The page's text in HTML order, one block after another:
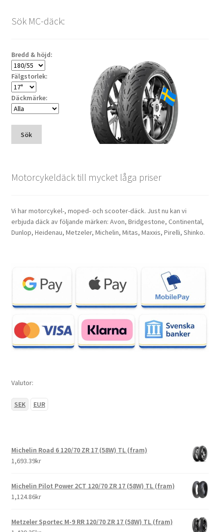
Sök MC-däck:
Bredd & höjd:
Fälgstorlek:
Däckmärke:
Sök
Motorcykeldäck till mycket låga priser
Vi har motorcykel-, moped- och scooter-däck. Just nu kan vi
erbjuda däck av följande märken: Avon, Bridgestone, Continental,
Dunlop, Heidenau, Metzeler, Michelin, Mitas, Maxxis, Pirelli, Shinko.
Valutor:
SEK EUR
Michelin Road 6 120/70 ZR 17 (58W) TL (fram)
1,693.39kr
Michelin Pilot Power 2CT 120/70 ZR 17 (58W) TL (fram)
1,124.86kr
Metzeler Sportec M-9 RR 120/70 ZR 17 (58W) TL (fram)